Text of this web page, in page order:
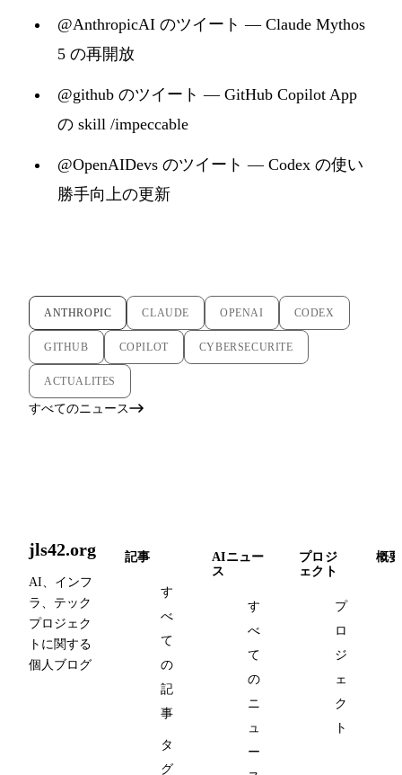
@AnthropicAI のツイート — Claude Mythos
5 の再開放
@github のツイート — GitHub Copilot App
の skill /impeccable
@OpenAIDevs のツイート — Codex の使い
勝手向上の更新
ANTHROPIC CLAUDE OPENAI CODEX
GITHUB COPILOT CYBERSECURITE
ACTUALITES
すべてのニュース
jls42.org
AI、インフ
ラ、テック
プロジェク
トに関する
個人ブログ
記事
す
べ
て
の
記
事
タ
グ
AIニュー
ス
す
べ
て
の
ニ
ュ
ー
プロジ
ェクト
プ
ロ
ジ
ェ
ク
ト
概要